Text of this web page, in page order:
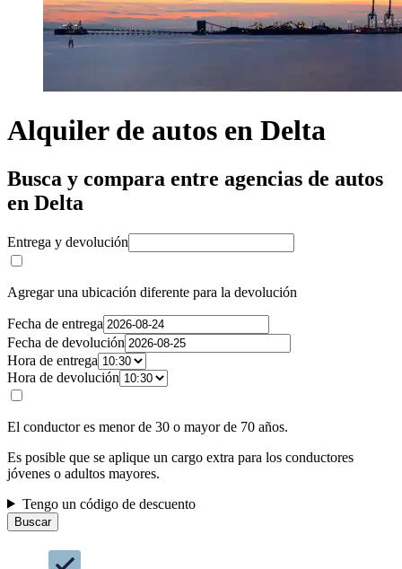
Alquiler de autos en Delta
Busca y compara entre agencias de autos
en Delta
Entrega y devolución
Agregar una ubicación diferente para la devolución
Fecha de entrega
Fecha de devolución
Hora de entrega
Hora de devolución
El conductor es menor de 30 o mayor de 70 años.
Es posible que se aplique un cargo extra para los conductores
jóvenes o adultos mayores.
Tengo un código de descuento
Buscar